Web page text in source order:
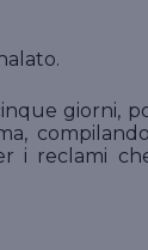
giorni,
i reclami